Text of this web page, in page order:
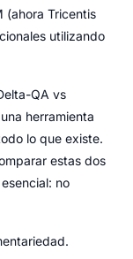
(ahora Tricentis
utilizando
QA vs
herramienta
lo que existe.
estas dos
no